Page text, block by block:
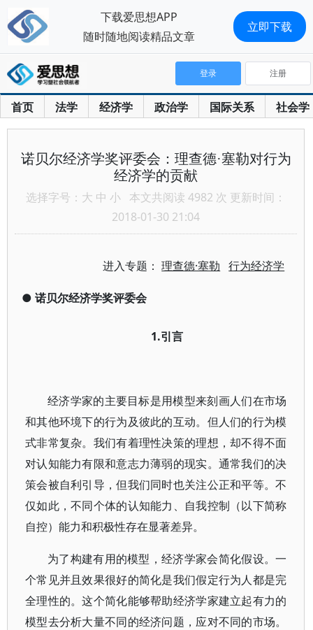
首页 法学 经济学 政治学 国际关系 社会学
登录 注册
诺贝尔经济学奖评委会：理查德·塞勒对行为
经济学的贡献
选择字号： 大 中 小 本文共阅读 4982 次 更新时间：
2018-01-30 21:04
进入专题：理查德·塞勒 行为经济学
● 诺贝尔经济学奖评委会
1.引言
经济学家的主要目标是用模型来刻画人们在市场
和其他环境下的行为及彼此的互动。但人们的行为模
式非常复杂。我们有着理性决策的理想，却不得不面
对认知能力有限和意志力薄弱的现实。通常我们的决
策会被自利引导，但我们同时也关注公正和平等。不
仅如此，不同个体的认知能力、自我控制（以下简称
自控）能力和积极性存在显著差异。
为了构建有用的模型，经济学家会简化假设。一
个常见并且效果很好的简化是我们假定行为人都是完
全理性的。这个简化能够帮助经济学家建立起有力的
模型去分析大量不同的经济问题，应对不同的市场。
下载爱思想APP
随时随地阅读精品文章
立即下载